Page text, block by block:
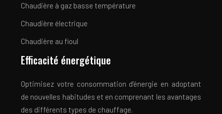
Chaudière à gaz basse température
Chaudière électrique
Chaudière au fioul
Efficacité énergétique
Optimisez votre consommation d’énergie en adoptant
de nouvelles habitudes et en comprenant les avantages
des différents types de chauffage.